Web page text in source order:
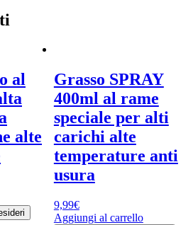
al
alte
Grasso SPRAY
400ml al rame
speciale per alti
carichi alte
temperature anti
usura
9,99€
Aggiungi al carrello